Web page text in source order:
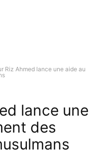
Riz Ahmed lance une aide au
lance une
des